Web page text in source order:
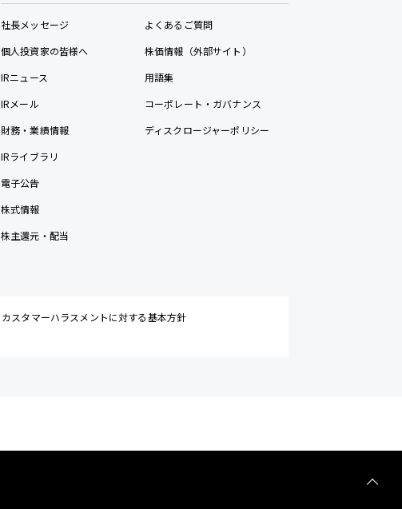
社長メッセージ
個人投資家の皆様へ
IRニュース
IRメール
財務・業績情報
IRライブラリ
電子公告
株式情報
株主還元・配当
よくあるご質問
株価情報（外部サイト）
用語集
コーポレート・ガバナンス
ディスクロージャーポリシー
カスタマーハラスメントに対する基本方針